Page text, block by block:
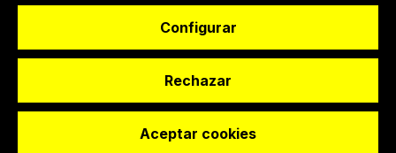
© Dashboard Technologies S.L
Configurar
Rechazar
Aceptar cookies